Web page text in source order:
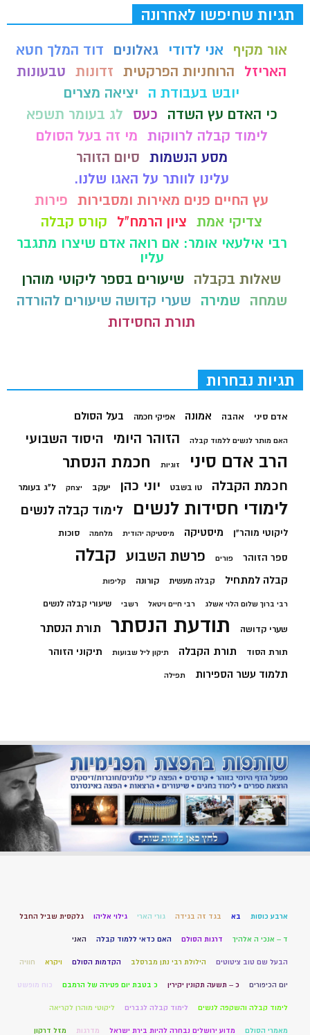
תגיות שחיפשו לאחרונה
אור מקיף אני לדודי גאלונים
דוד המלך חטא
האריזל
הרוחניות הפרקטית זדונות טבעונות
יובש בעבודת ה
יציאה מצרים
כי האדם עץ השדה
כעס
לג בעומר תשפא
לימוד קבלה לרווקות מי זה בעל הסולם
מסע הנשמות סיום הזוהר
עלינו לוותר על האגו שלנו.
עץ החיים פנים מאירות ומסבירות פירות
צדיקי אמת ציון הרמח"ל
קורס קבלה
רבי אילעאי אומר: אם רואה אדם שיצרו מתגבר
עליו
שאלות בקבלה
שיעורים בספר ליקוטי מוהרן
שמחה
שמירה
שערי קדושה שיעורים להורדה
תורת החסידות
תגיות נבחרות
אדם סיני אהבה אמונה אפיקי חכמה בעל הסולם
האם מותר לנשים ללמוד קבלה הזוהר היומי היסוד השבועי
הרב אדם סיני זוגיות חכמת הנסתר
חכמת הקבלה טו בשבט יוני כהן יעקב יצחק ל"ג בעומר
לימודי חסידות לנשים לימוד קבלה לנשים
ליקוטי מוהר"ן מיסטיקה מיסטיקה יהודית מלחמה סוכות
ספר הזוהר פורים פרשת השבוע קבלה
קבלה למתחיל קבלה מעשית קורונה קליפות
רבי ברוך שלום הלוי אשלג רבי חיים ויטאל רשבי שיעורי קבלה לנשים
שערי קדושה תודעת הנסתר תורת הנסתר
תורת הסוד תורת הקבלה תיקון ליל שבועות תיקוני הזוהר
תלמוד עשר הספירות תפילה
ארבע כוסות בא בגד זה בגידה גורי הארי גילוי אליהו גלקסית שביל החבל
ד – אנכי ה אלהיך דרגות הסולם האם כדאי ללמוד קבלה האני
הבעל שם טוב ציטוטים הילולת רבי נתן מברסלב הקדמות הסולם ויקרא חוויה
יום הכיפורים כ – תשעה תקונין יקירין כ בטבת יום פטירה של הרמבם כוח מופשט
לימוד קבלה והשקפה לנשים לימוד קבלה לגברים ליקוטי מוהרן לקריאה
מאמרי הסולם מדוע ירושלים נבחרה להיות בירת ישראל מדרגות מזל דרקון